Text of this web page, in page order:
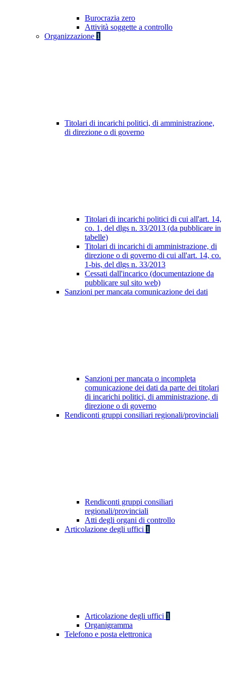
Burocrazia zero
Attività soggette a controllo
Organizzazione 1
Titolari di incarichi politici, di amministrazione,
di direzione o di governo
Titolari di incarichi politici di cui all'art. 14,
co. 1, del dlgs n. 33/2013 (da pubblicare in
tabelle)
Titolari di incarichi di amministrazione, di
direzione o di governo di cui all'art. 14, co.
1-bis, del dlgs n. 33/2013
Cessati dall'incarico (documentazione da
pubblicare sul sito web)
Sanzioni per mancata comunicazione dei dati
Sanzioni per mancata o incompleta
comunicazione dei dati da parte dei titolari
di incarichi politici, di amministrazione, di
direzione o di governo
Rendiconti gruppi consiliari regionali/provinciali
Rendiconti gruppi consiliari
regionali/provinciali
Atti degli organi di controllo
Articolazione degli uffici 1
Articolazione degli uffici 1
Organigramma
Telefono e posta elettronica